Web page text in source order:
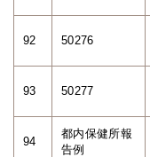
92 50276
93 50277
94
都内保健所報
告例